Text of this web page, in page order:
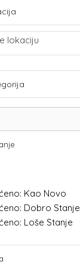
lokaciju
Kao Novo
Dobro Stanje
Loše Stanje